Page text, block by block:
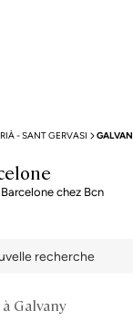
- SANT GERVASI
chez Bcn
recherche
Galvany